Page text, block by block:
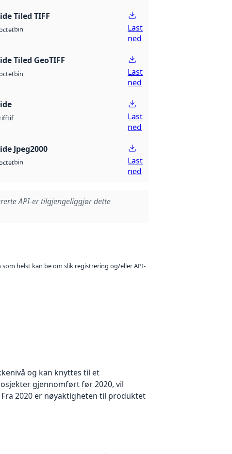
Tiled TIFF
bin
Last
ned
Tiled GeoTIFF
bin
Last
ned
tif
Last
ned
Jpeg2000
bin
Last
ned
API-er tilgjengeliggjør dette
helst kan be om slik registrering og/eller API-
og kan knyttes til et
gjennomført før 2020, vil
2020 er nøyaktigheten til produktet